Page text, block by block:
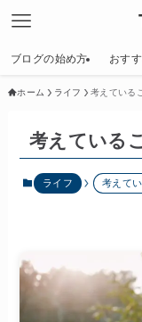
ブログの始め方 おす
ホーム ライフ 考えている
考えている
ライフ 考えて